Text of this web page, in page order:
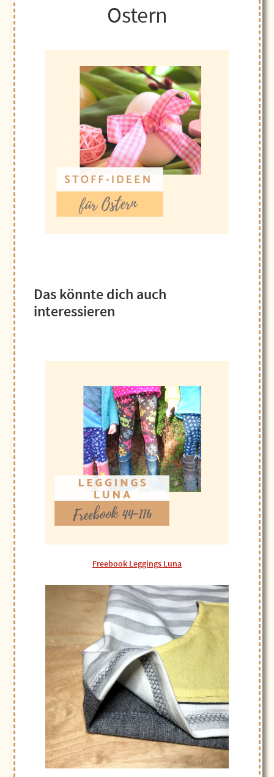
Ostern
Das könnte dich auch
interessieren
Freebook Leggings Luna